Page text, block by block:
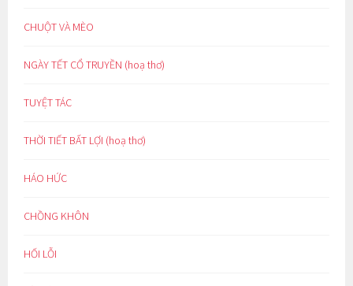
CHUỘT VÀ MÈO
NGÀY TẾT CỔ TRUYỀN (hoạ thơ)
TUYỆT TÁC
THỜI TIẾT BẤT LỢI (hoạ thơ)
HÁO HỨC
CHỒNG KHÔN
HỐI LỖI